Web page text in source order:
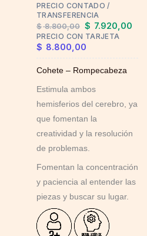
PRECIO CONTADO /
TRANSFERENCIA
$8.800,00 $ 7.920,00
PRECIO CON TARJETA
$ 8.800,00
Cohete – Rompecabeza
Estimula ambos
hemisferios del cerebro, ya
que fomentan la
creatividad y la resolución
de problemas.
Fomentan la concentración
y paciencia al entender las
piezas y buscar su lugar.